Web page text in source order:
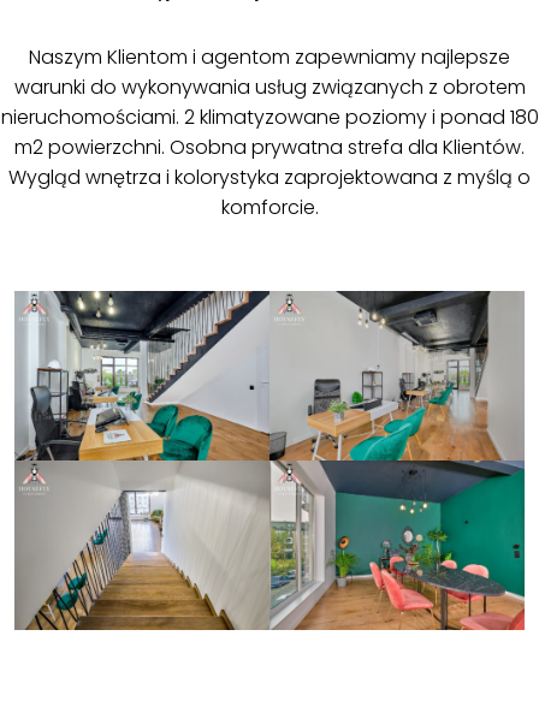
Naszym Klientom i agentom zapewniamy najlepsze
warunki do wykonywania usług związanych z obrotem
nieruchomościami. 2 klimatyzowane poziomy i ponad 180
m2 powierzchni. Osobna prywatna strefa dla Klientów.
Wygląd wnętrza i kolorystyka zaprojektowana z myślą o
komforcie.